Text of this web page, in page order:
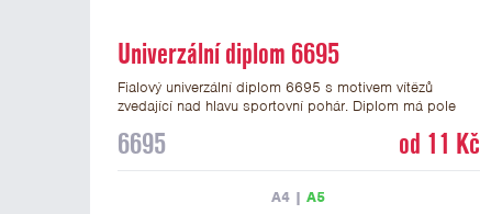
Univerzální diplom 6695
Fialový univerzální diplom 6695 s motivem vítězů
zvedající nad hlavu sportovní pohár. Diplom má pole
diplom 6695 máme ve formátu A4 a A5. Tento
sportovní pohár. Papírový diplom s univerzálním
6695 od 11 Kč
A4 |A5